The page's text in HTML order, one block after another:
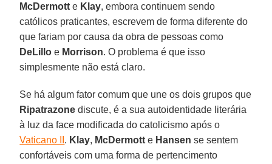
McDermott e Klay, embora continuem sendo
católicos praticantes, escrevem de forma diferente do
que fariam por causa da obra de pessoas como
DeLillo e Morrison. O problema é que isso
simplesmente não está claro.
Se há algum fator comum que une os dois grupos que
Ripatrazone discute, é a sua autoidentidade literária
à luz da face modificada do catolicismo após o
Vaticano II . Klay, McDermott e Hansen se sentem
confortáveis com uma forma de pertencimento